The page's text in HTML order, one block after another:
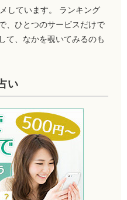
しています。 ランキング
、ひとつのサービスだけで
て、なかを覗いてみるのも
い